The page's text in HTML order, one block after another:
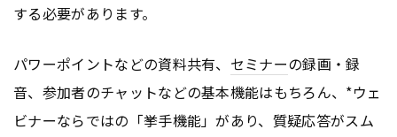
する必要があります。
パワーポイントなどの資料共有、 セミナーの録画・録
音、参加者のチャットなどの基本機能はもちろん、*ウェ
ビナーならではの「挙手機能」があり、質疑応答がスム